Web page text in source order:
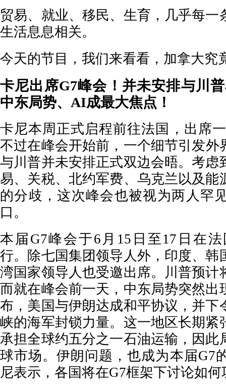
贸易、就业、移民、生育，几乎每一
生活息息相关。
今天的节目，我们来看看，加拿大究
卡尼出席G7峰会！并未安排与川
中东局势、AI成最大焦点！
卡尼本周正式启程前往法国，出席
不过在峰会开始前，一个细节引发
与川普并未安排正式双边会晤。考虑
易、关税、北约军费、乌克兰以及能
的分歧，这次峰会也被视为两人罕
口。
本届G7峰会于6月15日至17日在法
行。除七国集团领导人外，印度、韩
湾国家领导人也受邀出席。川普预计
而就在峰会前一天，中东局势突然出
布，美国与伊朗达成和平协议，并下
峡的海军封锁力量。这一地区长期紧
承担全球约五分之一石油运输，因此
球市场。伊朗问题，也成为本届G7
尼表示，各国将在G7框架下讨论如